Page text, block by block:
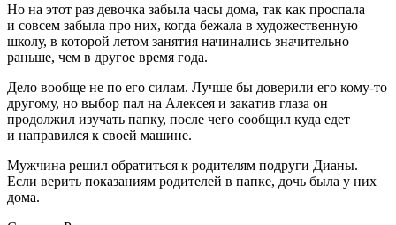
Но на этот раз девочка забыла часы дома, так как проспала
и совсем забыла про них, когда бежала в художественную
школу, в которой летом занятия начинались значительно
раньше, чем в другое время года.
Дело вообще не по его силам. Лучше бы доверили его кому-то
другому, но выбор пал на Алексея и закатив глаза он
продолжил изучать папку, после чего сообщил куда едет
и направился к своей машине.
Мужчина решил обратиться к родителям подруги Дианы.
Если верить показаниям родителей в папке, дочь была у них
дома.